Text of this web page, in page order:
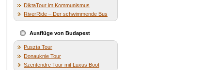
DiktaTour im Kommunismus
RiverRide – Der schwimmende Bus
Ausflüge von Budapest
Puszta Tour
Donauknie Tour
Szentendre Tour mit Luxus Boot